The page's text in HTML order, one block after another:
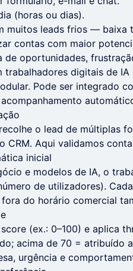
(horas ou dias).
muitos leads frios — baixa
contas com maior
de oportunidades,
digitais de IA
Pode ser integrado
o lead de múltiplas
CRM. Aqui validamos
inicial
e modelos de IA, o
de utilizadores).
do horário comercial
(ex.: 0–100) e aplica
acima de 70 = atribuído
urgência e